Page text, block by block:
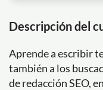
Descripción del
Aprende a escribir
también a los
de redacción SEO,